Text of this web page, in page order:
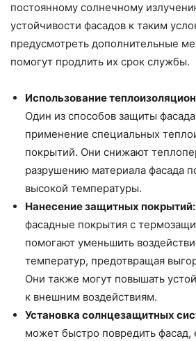
постоянному солнечному
устойчивости фасадов к таким
предусмотреть дополнительные
помогут продлить их срок службы.
Использование
Один из способов защиты
применение специальных
покрытий. Они снижают
разрушению материала фасада
высокой температуры.
Нанесение защитных покрытий:
фасадные покрытия с
помогают уменьшить
температур, предотвращая
Они также могут повышать
к внешним воздействиям.
Установка солнцезащитных
может быстро повредить фасад,